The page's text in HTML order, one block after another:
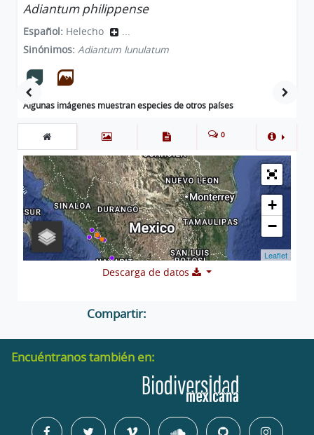
Adiantum philippense
Español: Helecho
...
Sinónimos: Adiantum lunulatum
Algunas imágenes muestran especies de otros países
0
+
−
Leaflet
Descarga de datos
Compartir:
Encuéntranos también en: